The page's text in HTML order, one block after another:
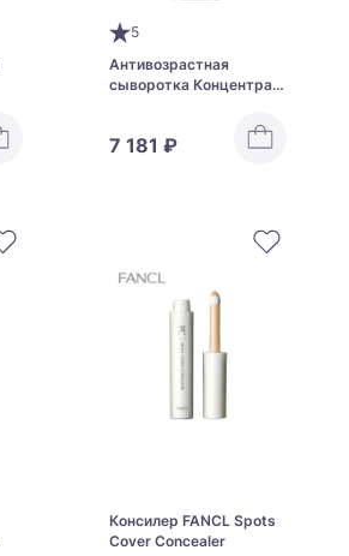
5
Антивозрастная
сыворотка Концентрат
Concentrate
7 181 ₽
Консилер FANCL Spots
Cover Concealer